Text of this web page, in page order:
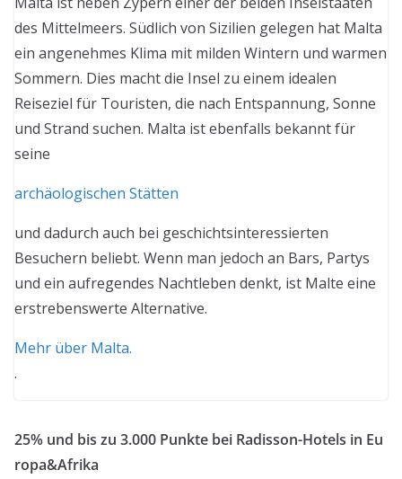
des Mittelmeers. Südlich von Sizilien gelegen hat Malta
ein angenehmes Klima mit milden Wintern und warmen
Sommern. Dies macht die Insel zu einem idealen
Reiseziel für Touristen, die nach Entspannung, Sonne
und Strand suchen. Malta ist ebenfalls bekannt für
seine
archäologischen Stätten
und dadurch auch bei geschichtsinteressierten
Besuchern beliebt. Wenn man jedoch an Bars, Partys
und ein aufregendes Nachtleben denkt, ist Malte eine
erstrebenswerte Alternative.
Mehr über Malta.
.
25% und bis zu 3.000 Punkte bei Radisson-Hotels in Eu
ropa&Afrika